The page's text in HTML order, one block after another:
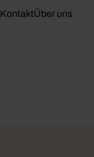
KontaktÜber uns